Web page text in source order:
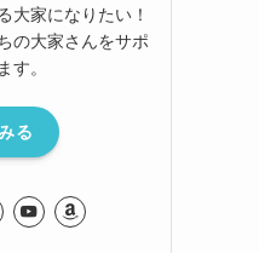
大家になりたい！
の大家さんをサポ
す。
る